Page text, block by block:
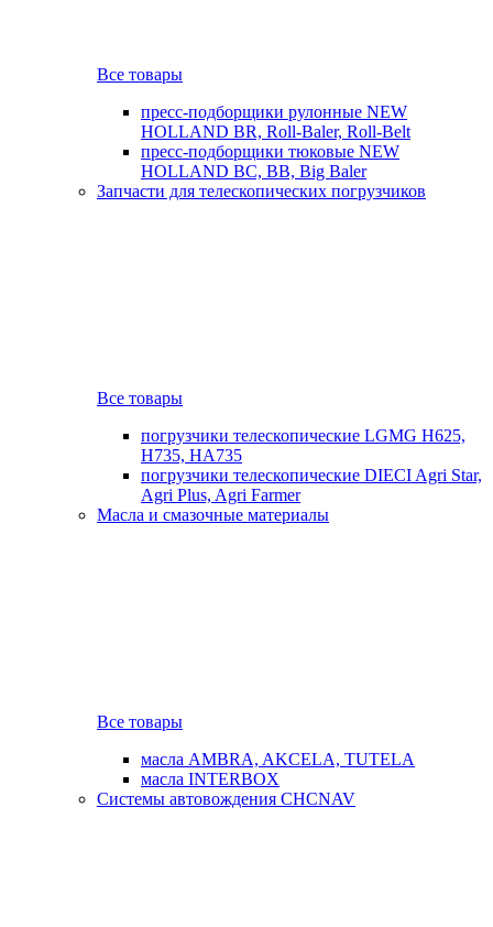
Все товары
пресс-подборщики рулонные NEW
HOLLAND BR, Roll-Baler, Roll-Belt
пресс-подборщики тюковые NEW
HOLLAND BC, BB, Big Baler
Запчасти для телескопических погрузчиков
Все товары
погрузчики телескопические LGMG H625,
H735, HA735
погрузчики телескопические DIECI Agri Star,
Agri Plus, Agri Farmer
Масла и смазочные материалы
Все товары
масла AMBRA, AKCELA, TUTELA
масла INTERBOX
Системы автовождения CHCNAV